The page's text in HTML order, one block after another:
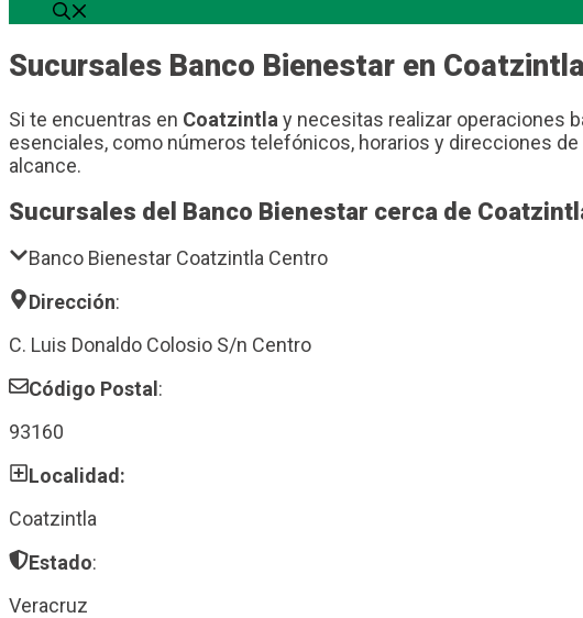
Sucursales Banco Bienestar en Coatzintla
Si te encuentras en Coatzintlay necesitas realizar operaciones
esenciales, como números telefónicos, horarios y direcciones de
alcance.
Sucursales del Banco Bienestar cerca de
Banco Bienestar Coatzintla Centro
Dirección:
C. Luis Donaldo Colosio S/n Centro
Código Postal:
93160
Localidad:
Coatzintla
Estado:
Veracruz